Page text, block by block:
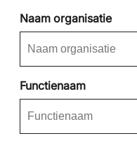
Naam organisatie
Functienaam